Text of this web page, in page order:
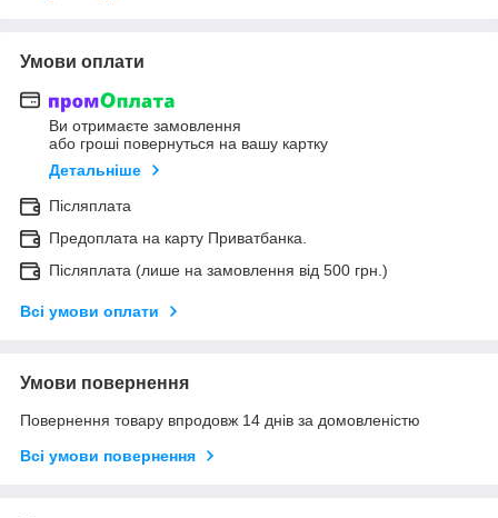
Умови оплати
Ви отримаєте замовлення
або гроші повернуться на вашу картку
Детальніше
Післяплата
Предоплата на карту Приватбанка.
Післяплата (лише на замовлення від 500 грн.)
Всі умови оплати
Умови повернення
Повернення товару впродовж 14 днів за домовленістю
Всі умови повернення